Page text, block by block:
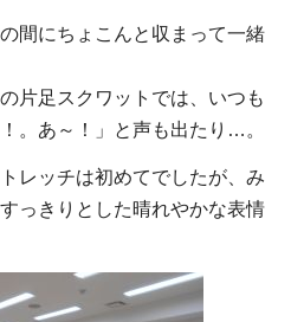
間にちょこんと収まって一緒
片足スクワットでは、いつも
。あ～！」と声も出たり…。
レッチは初めてでしたが、み
っきりとした晴れやかな表情